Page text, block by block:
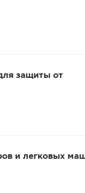
защиты от
и легковых